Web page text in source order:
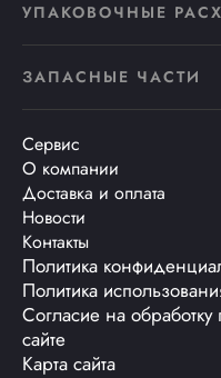
УПАКОВОЧНЫЕ
ЗАПАСНЫЕ ЧАСТИ
Сервис
О компании
Доставка и оплата
Новости
Контакты
Политика
Политика
Согласие на
сайте
Карта сайта